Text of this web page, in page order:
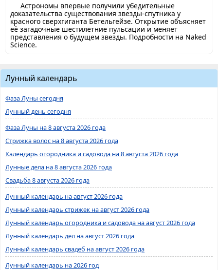
Астрономы впервые получили убедительные
доказательства существования звезды-спутника у
красного сверхгиганта Бетельгейзе. Открытие объясняет
её загадочные шестилетние пульсации и меняет
представления о будущем звезды. Подробности на Naked
Science.
Лунный календарь
Фаза Луны сегодня
Лунный день сегодня
Фаза Луны на 8 августа 2026 года
Стрижка волос на 8 августа 2026 года
Календарь огородника и садовода на 8 августа 2026 года
Лунные дела на 8 августа 2026 года
Свадьба 8 августа 2026 года
Лунный календарь на август 2026 года
Лунный календарь стрижек на август 2026 года
Лунный календарь огородника и садовода на август 2026 года
Лунный календарь дел на август 2026 года
Лунный календарь свадеб на август 2026 года
Лунный календарь на 2026 год